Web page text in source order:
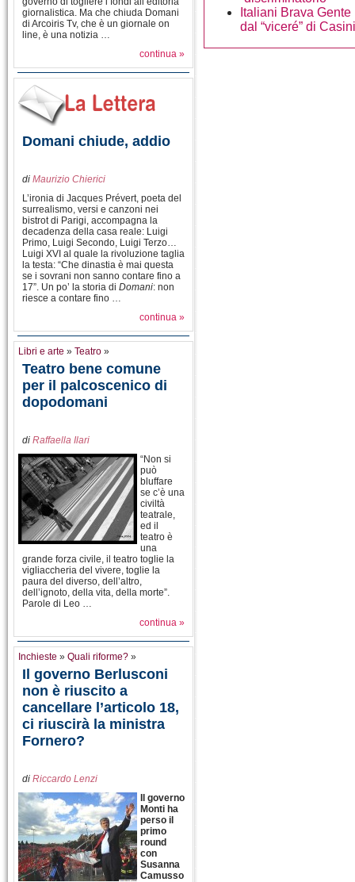
giornalistica. Ma che chiuda Domani
di Arcoiris Tv, che è un giornale on
line, è una notizia …
continua »
Domani chiude, addio
di Maurizio Chierici
L’ironia di Jacques Prévert, poeta del
surrealismo, versi e canzoni nei
bistrot di Parigi, accompagna la
decadenza della casa reale: Luigi
Primo, Luigi Secondo, Luigi Terzo…
Luigi XVI al quale la rivoluzione taglia
la testa: “Che dinastia è mai questa
se i sovrani non sanno contare fino a
17”. Un po’ la storia di Domani: non
riesce a contare fino …
continua »
Libri e arte » Teatro »
Teatro bene comune
per il palcoscenico di
dopodomani
di Raffaella Ilari
“Non si
può
bluffare
se c’è una
civiltà
teatrale,
ed il
teatro è
una
grande forza civile, il teatro toglie la
vigliaccheria del vivere, toglie la
paura del diverso, dell’altro,
dell’ignoto, della vita, della morte”.
Parole di Leo …
continua »
Inchieste » Quali riforme? »
Il governo Berlusconi
non è riuscito a
cancellare l’articolo 18,
ci riuscirà la ministra
Fornero?
di Riccardo Lenzi
Il governo
Monti ha
perso il
primo
round
con
Susanna
Camusso
Italiani Brava
dal “viceré” di